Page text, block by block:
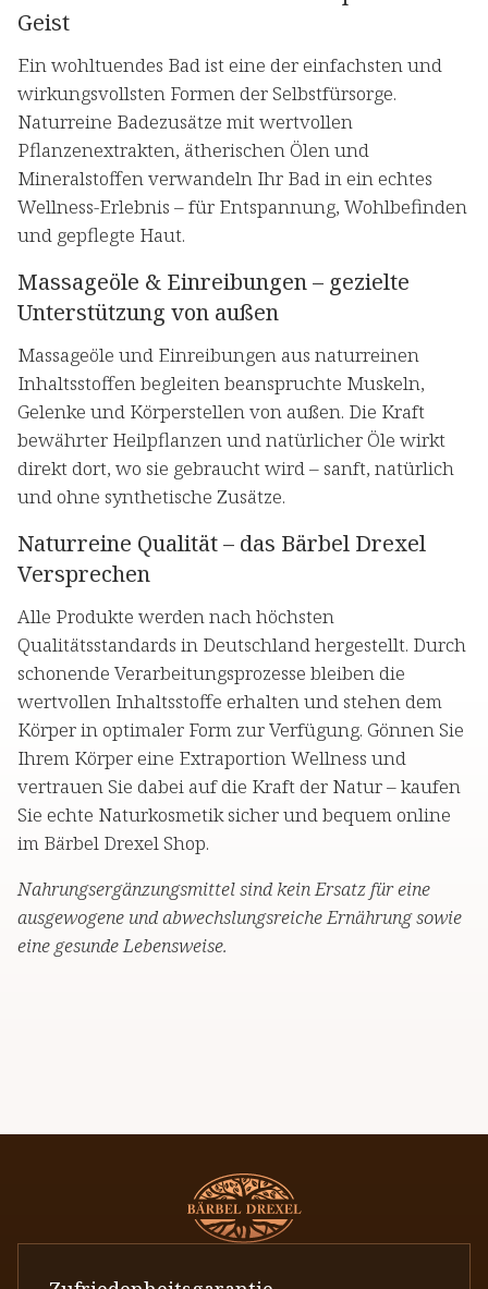
Geist
Ein wohltuendes Bad ist eine der einfachsten und
wirkungsvollsten Formen der Selbstfürsorge.
Naturreine Badezusätze mit wertvollen
Pflanzenextrakten, ätherischen Ölen und
Mineralstoffen verwandeln Ihr Bad in ein echtes
Wellness-Erlebnis – für Entspannung, Wohlbefinden
und gepflegte Haut.
Massageöle & Einreibungen – gezielte
Unterstützung von außen
Massageöle und Einreibungen aus naturreinen
Inhaltsstoffen begleiten beanspruchte Muskeln,
Gelenke und Körperstellen von außen. Die Kraft
bewährter Heilpflanzen und natürlicher Öle wirkt
direkt dort, wo sie gebraucht wird – sanft, natürlich
und ohne synthetische Zusätze.
Naturreine Qualität – das Bärbel Drexel
Versprechen
Alle Produkte werden nach höchsten
Qualitätsstandards in Deutschland hergestellt. Durch
schonende Verarbeitungsprozesse bleiben die
wertvollen Inhaltsstoffe erhalten und stehen dem
Körper in optimaler Form zur Verfügung. Gönnen Sie
Ihrem Körper eine Extraportion Wellness und
vertrauen Sie dabei auf die Kraft der Natur – kaufen
Sie echte Naturkosmetik sicher und bequem online
im Bärbel Drexel Shop.
Nahrungsergänzungsmittel sind kein Ersatz für eine
ausgewogene und abwechslungsreiche Ernährung sowie
eine gesunde Lebensweise.